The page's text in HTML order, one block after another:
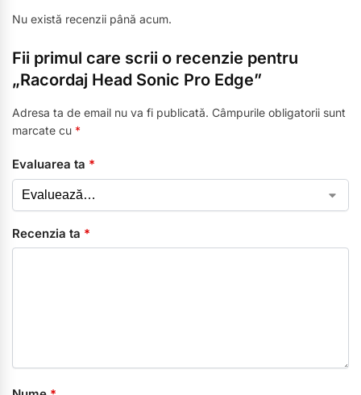
Nu există recenzii până acum.
Fii primul care scrii o recenzie pentru
„Racordaj Head Sonic Pro Edge”
Adresa ta de email nu va fi publicată. Câmpurile obligatorii sunt
marcate cu *
Evaluarea ta *
Recenzia ta *